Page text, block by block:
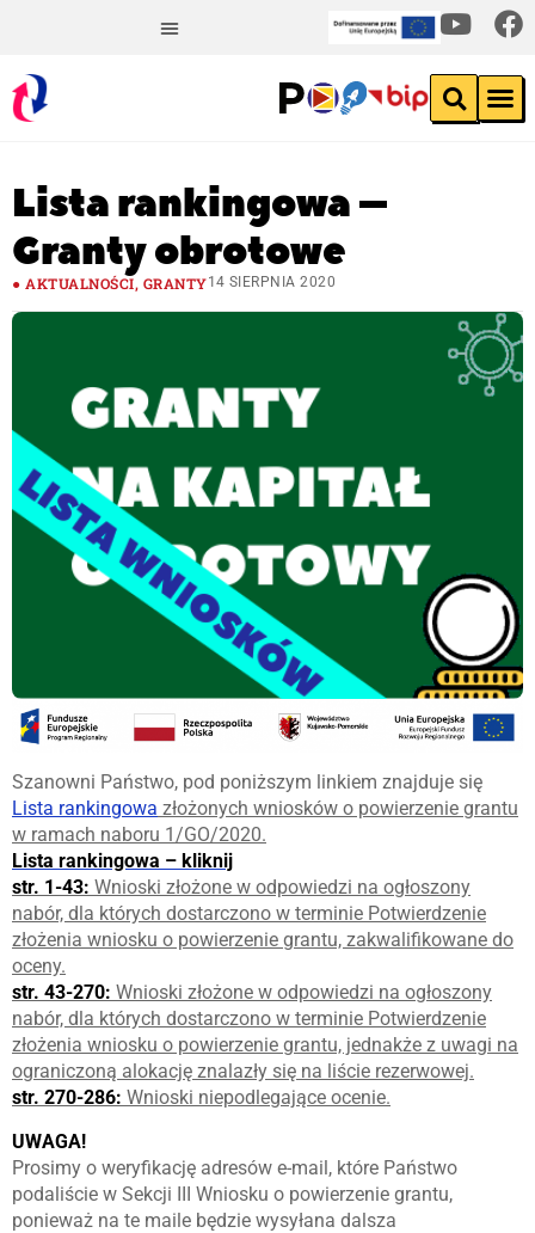
Lista rankingowa –
Granty obrotowe
AKTUALNOŚCI, GRANTY14 SIERPNIA 2020
Szanowni Państwo, pod poniższym linkiem znajduje się
Lista rankingowa złożonych wniosków o powierzenie grantu
w ramach naboru 1/GO/2020.
Lista rankingowa – kliknij
str. 1-43: Wnioski złożone w odpowiedzi na ogłoszony
nabór, dla których dostarczono w terminie Potwierdzenie
złożenia wniosku o powierzenie grantu, zakwalifikowane do
oceny.
str. 43-270: Wnioski złożone w odpowiedzi na ogłoszony
nabór, dla których dostarczono w terminie Potwierdzenie
złożenia wniosku o powierzenie grantu, jednakże z uwagi na
ograniczoną alokację znalazły się na liście rezerwowej.
str. 270-286: Wnioski niepodlegające ocenie.
UWAGA!
Prosimy o weryfikację adresów e-mail, które Państwo
podaliście w Sekcji III Wniosku o powierzenie grantu,
ponieważ na te maile będzie wysyłana dalsza